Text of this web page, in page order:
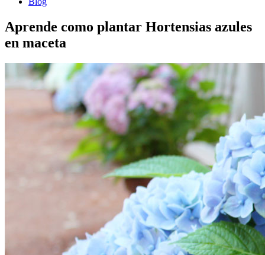
Aprende como plantar Hortensias azules
en maceta